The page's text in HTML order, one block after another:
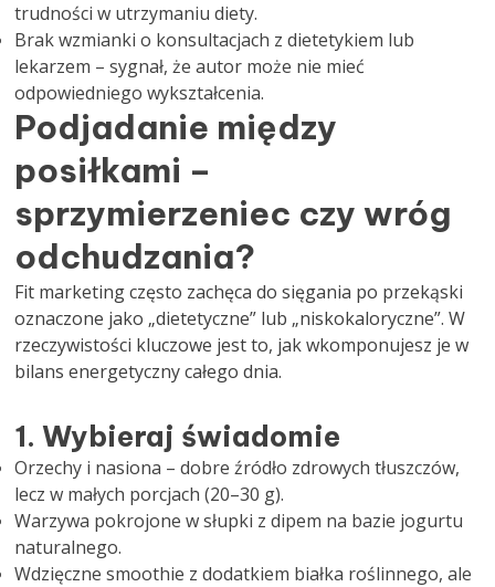
trudności w utrzymaniu diety.
Brak wzmianki o konsultacjach z dietetykiem lub
lekarzem – sygnał, że autor może nie mieć
odpowiedniego wykształcenia.
Podjadanie między
posiłkami –
sprzymierzeniec czy wróg
odchudzania?
Fit marketing często zachęca do sięgania po przekąski
oznaczone jako „dietetyczne” lub „niskokaloryczne”. W
rzeczywistości kluczowe jest to, jak wkomponujesz je w
bilans energetyczny całego dnia.
1. Wybieraj świadomie
Orzechy i nasiona – dobre źródło zdrowych tłuszczów,
lecz w małych porcjach (20–30 g).
Warzywa pokrojone w słupki z dipem na bazie jogurtu
naturalnego.
Wdzięczne smoothie z dodatkiem białka roślinnego, ale